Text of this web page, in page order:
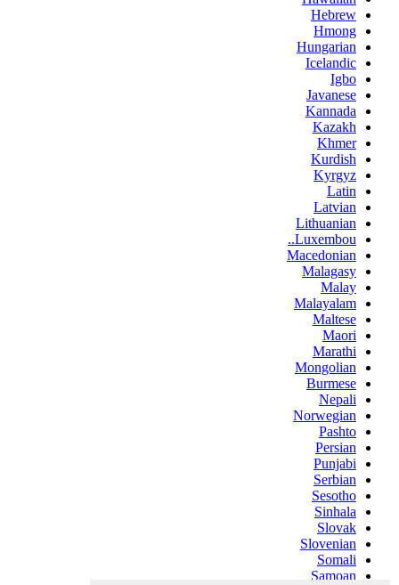
Hebrew
Hmong
Hungarian
Icelandic
Igbo
Javanese
Kannada
Kazakh
Khmer
Kurdish
Kyrgyz
Latin
Latvian
Lithuanian
Luxembou..
Macedonian
Malagasy
Malay
Malayalam
Maltese
Maori
Marathi
Mongolian
Burmese
Nepali
Norwegian
Pashto
Persian
Punjabi
Serbian
Sesotho
Sinhala
Slovak
Slovenian
Somali
Samoan